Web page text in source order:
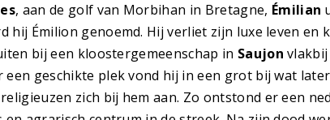
, aan de golf van Morbihan in Bretagne, Émilian
hij Émilion genoemd. Hij verliet zijn luxe leven en
bij een kloostergemeenschap in Saujon vlakbij
een geschikte plek vond hij in een grot bij wat later
zich bij hem aan. Zo ontstond er een